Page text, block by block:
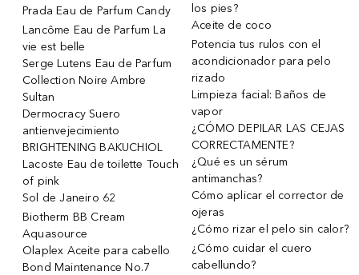
Prada Eau de Parfum Candy
Lancôme Eau de Parfum La
vie est belle
Serge Lutens Eau de Parfum
Collection Noire Ambre
Sultan
Dermocracy Suero
antienvejecimiento
BRIGHTENING BAKUCHIOL
Lacoste Eau de toilette Touch
of pink
Sol de Janeiro 62
Biotherm BB Cream
Aquasource
Olaplex Aceite para cabello
Bond Maintenance No.7
los pies?
Aceite de coco
Potencia tus rulos con el
acondicionador para pelo
rizado
Limpieza facial: Baños de
vapor
¿CÓMO DEPILAR LAS CEJAS
CORRECTAMENTE?
¿Qué es un sérum
antimanchas?
Cómo aplicar el corrector de
ojeras
¿Cómo rizar el pelo sin calor?
¿Cómo cuidar el cuero
cabellundo?